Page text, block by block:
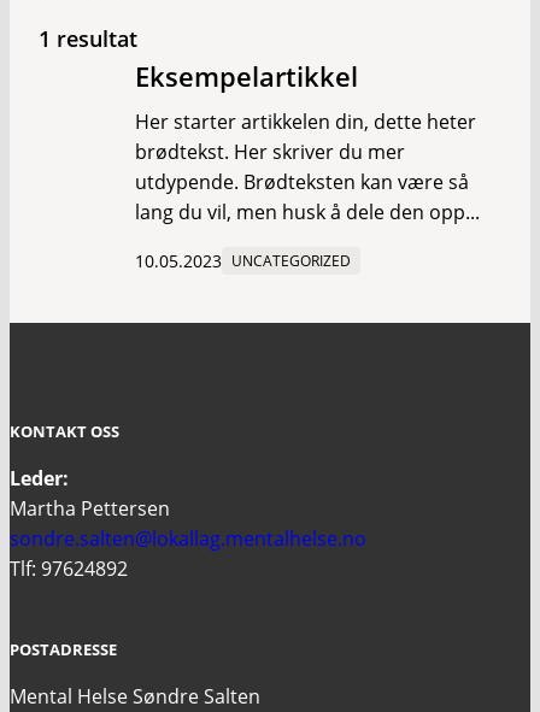
1 resultat
Eksempelartikkel
Her starter artikkelen din, dette heter
brødtekst. Her skriver du mer
utdypende. Brødteksten kan være så
lang du vil, men husk å dele den opp...
10.05.2023 UNCATEGORIZED
KONTAKT OSS
Leder:
Martha Pettersen
sondre.salten@lokallag.mentalhelse.no
Tlf: 97624892
POSTADRESSE
Mental Helse Søndre Salten